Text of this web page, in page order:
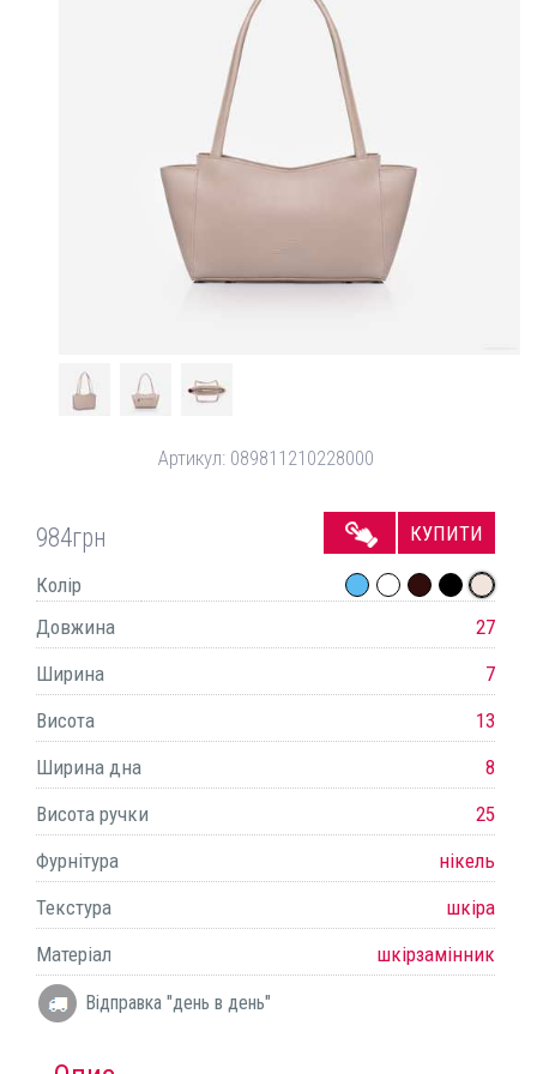
Артикул: 089811210228000
984грн КУПИТИ
Колір
Довжина
27
Ширина
7
Висота
13
Ширина дна
8
Висота ручки
25
Фурнітура
нікель
Текстура
шкіра
Матеріал
шкірзамінник
Відправка "день в день"